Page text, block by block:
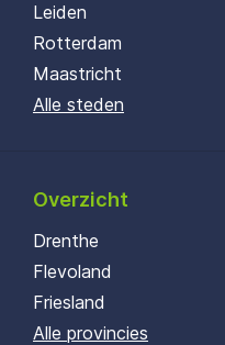
Leiden
Rotterdam
Maastricht
Alle steden
Overzicht
Drenthe
Flevoland
Friesland
Alle provincies